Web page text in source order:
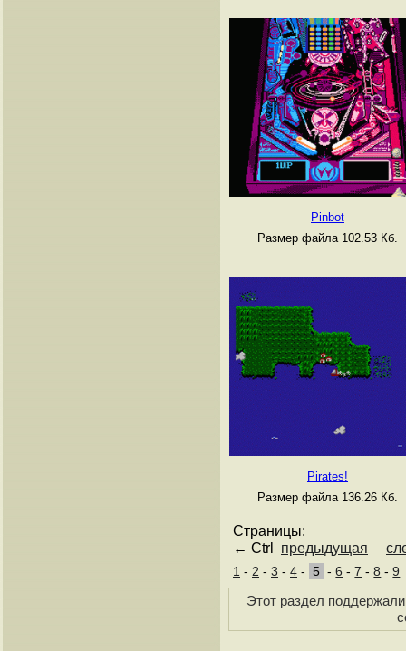
Pinbot
Размер файла 102.53 Кб.
Pirates!
Размер файла 136.26 Кб.
Страницы:
← Ctrl предыдущая
1 - 2 - 3 - 4 - 5 -6 -7 -8 -9
Этот раздел